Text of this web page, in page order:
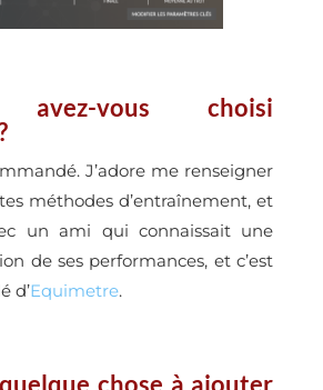
avez-vous choisi
J’adore me renseigner
méthodes d’entraînement, et
un ami qui connaissait une
de ses performances, et c’est
d’Equimetre.
chose à ajouter